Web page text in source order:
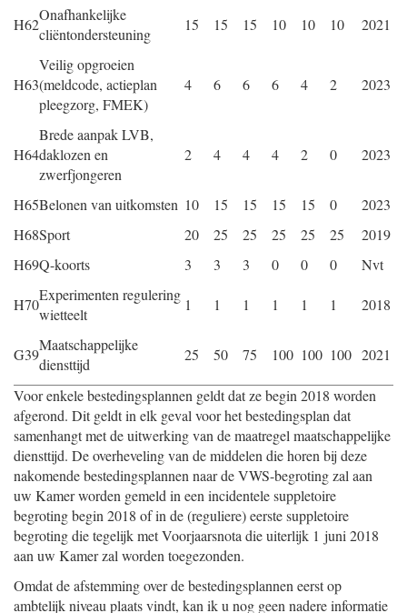
H62
Onafhankelijke
cliëntondersteuning
15 15 15 10 10 10 2021
H63
Veilig opgroeien
(meldcode, actieplan
pleegzorg, FMEK)
4 6 6 6 4 2 2023
H64
Brede aanpak LVB,
daklozen en
zwerfjongeren
2 4 4 4 2 0 2023
H65Belonen van uitkomsten 10 15 15 15 15 0
2023
H68Sport 20 25 25 25 25 25
2019
H69Q-koorts 3 3 3 0 0 0 Nvt
H70
Experimenten regulering
wietteelt
1 1 1 1 1 1 2018
G39
Maatschappelijke
diensttijd
25 50 75 100 100 100 2021
Voor enkele bestedingsplannen geldt dat ze begin 2018 worden
afgerond. Dit geldt in elk geval voor het bestedingsplan dat
samenhangt met de uitwerking van de maatregel maatschappelijke
diensttijd. De overheveling van de middelen die horen bij deze
nakomende bestedingsplannen naar de VWS-begroting zal aan
uw Kamer worden gemeld in een incidentele suppletoire
begroting begin 2018 of in de (reguliere) eerste suppletoire
begroting die tegelijk met Voorjaarsnota die uiterlijk 1 juni 2018
aan uw Kamer zal worden toegezonden.
Omdat de afstemming over de bestedingsplannen eerst op
ambtelijk niveau plaats vindt, kan ik u nog geen nadere informatie